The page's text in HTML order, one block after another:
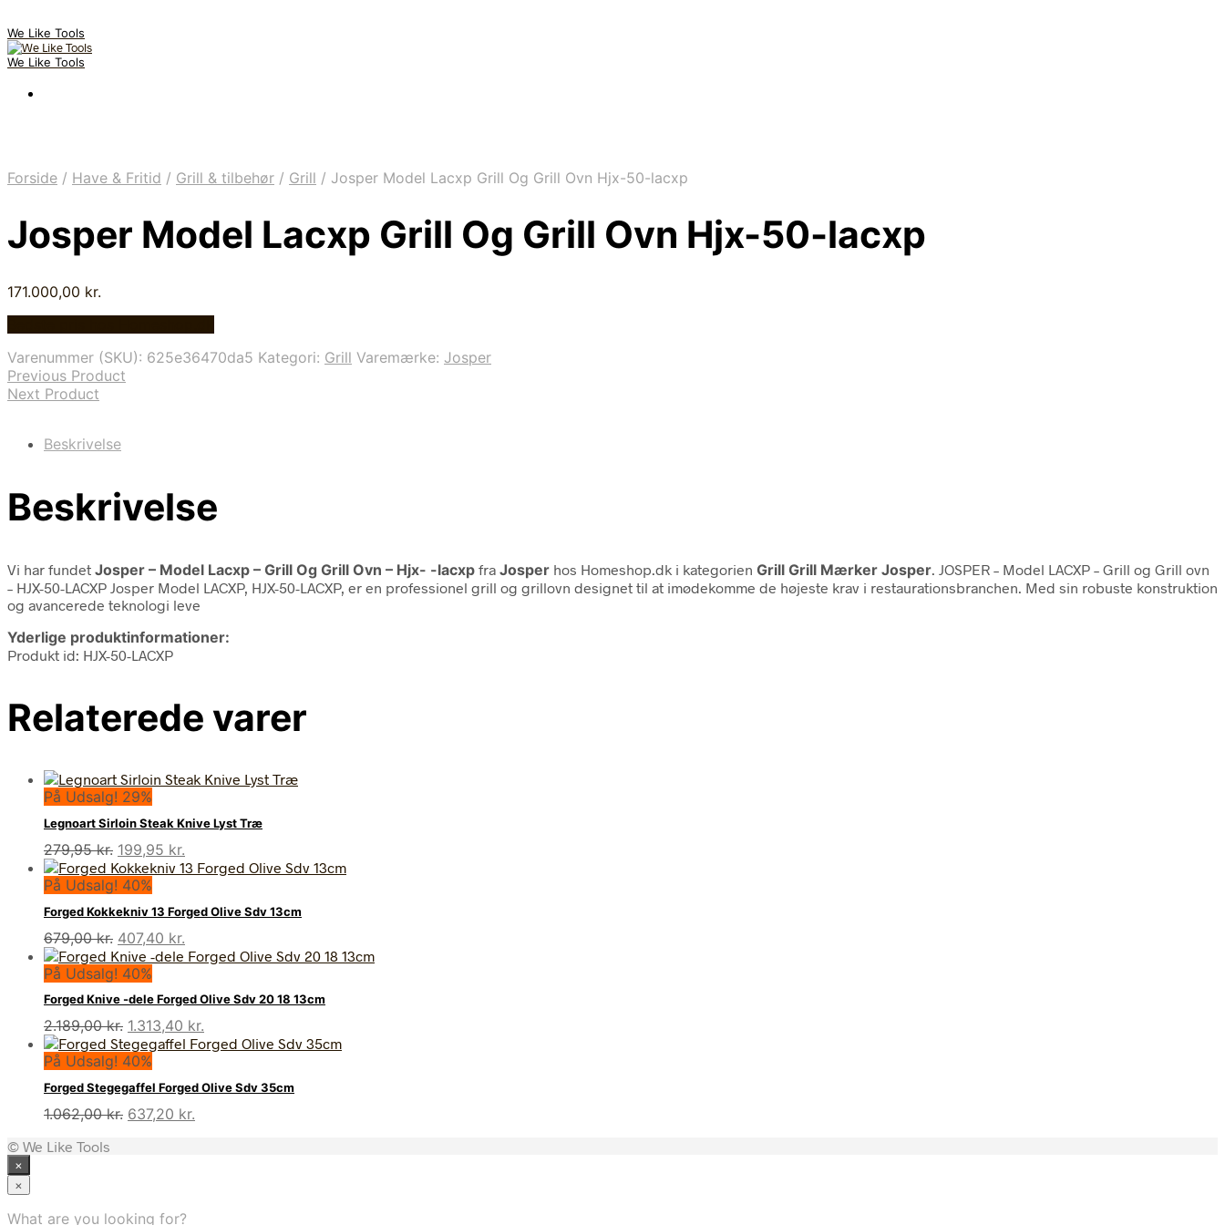
We Like Tools
We Like Tools
Forside / Have & Fritid / Grill & tilbehør / Grill / Josper Model Lacxp Grill Og Grill Ovn Hjx-50-lacxp
Josper Model Lacxp Grill Og Grill Ovn Hjx-50-lacxp
171.000,00 kr.
Varenummer (SKU): 625e36470da5 Kategori: Grill Varemærke: Josper
Previous Product
Next Product
Beskrivelse
Beskrivelse
Vi har fundet Josper – Model Lacxp – Grill Og Grill Ovn – Hjx- -lacxp fra Josper hos Homeshop.dk i kategorien Grill Grill Mærker Josper . JOSPER – Model LACXP – Grill og Grill ovn
– HJX-50-LACXP Josper Model LACXP, HJX-50-LACXP, er en professionel grill og grillovn designet til at imødekomme de højeste krav i restaurationsbranchen. Med sin robuste konstruktion
og avancerede teknologi leve
Yderlige produktinformationer:
Produkt id: HJX-50-LACXP
Relaterede varer
På Udsalg! 29%
Legnoart Sirloin Steak Knive Lyst Træ
279,95kr. Den
oprindelige
pris
var:
279,95 kr..
199,95 kr.
aktuelle
199,95 kr..
På Udsalg! 40%
Forged Kokkekniv 13 Forged Olive Sdv 13cm
679,00kr. Den
oprindelige
pris
var:
679,00 kr..
407,40 kr.
aktuelle
er:
407,40 kr..
På Udsalg! 40%
Forged Knive -dele Forged Olive Sdv 20 18 13cm
2.189,00kr. Den
oprindelige
pris
var:
2.189,00 kr..
1.313,40 kr.
aktuelle
er:
1.313,40 kr..
På Udsalg! 40%
Forged Stegegaffel Forged Olive Sdv 35cm
1.062,00kr. Den
637,20 kr.
© We Like Tools
×
×
What are you looking for?